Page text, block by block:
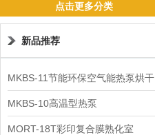
点击更多分类
新品推荐
MKBS-11节能环保空气能热泵烘干
机
MKBS-10高温型热泵
MORT-18T彩印复合膜熟化室